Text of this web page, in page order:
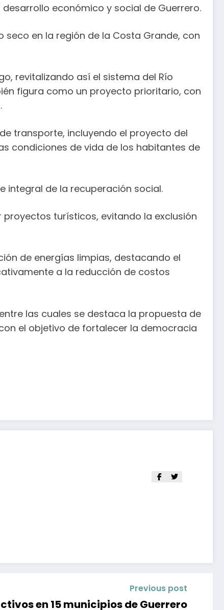
económico y social de Guerrero.
en la región de la Costa Grande, con
revitalizando así el sistema del Río
figura como un proyecto prioritario, con
transporte, incluyendo el proyecto del
condiciones de vida de los habitantes de
integral de la recuperación social.
turísticos, evitando la exclusión
de energías limpias, destacando el
a la reducción de costos
las cuales se destaca la propuesta de
el objetivo de fortalecer la democracia
Previous post
en 15 municipios de Guerrero